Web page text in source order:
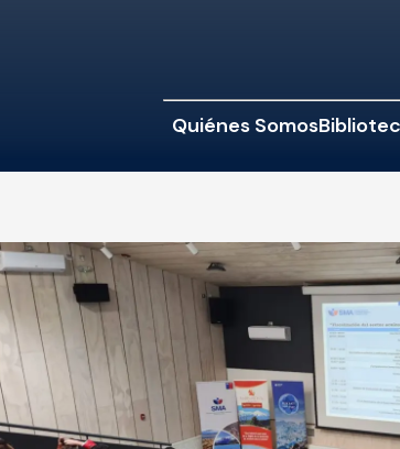
Quiénes Somos